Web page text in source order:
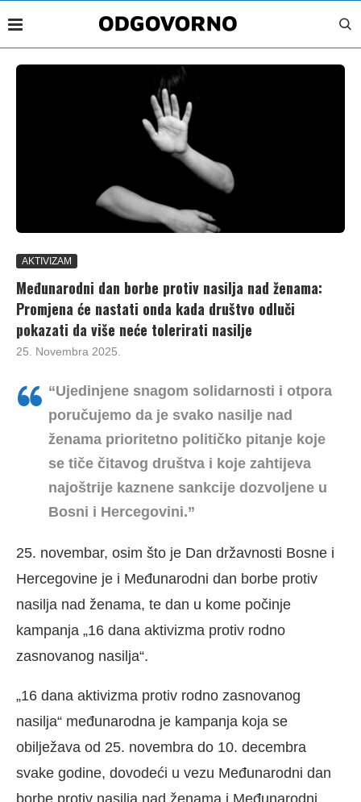
AKTIVIZAM
Međunarodni dan borbe protiv nasilja nad ženama:
Promjena će nastati onda kada društvo odluči
pokazati da više neće tolerirati nasilje
25. Novembra 2025.
“Ujedinjene snagom solidarnosti i otpora
poručujemo da je svako nasilje nad
ženama prioritetno političko pitanje koje
se tiče čitavog društva i koje zahtijeva
najoštrije kaznene sankcije dozvoljene u
Bosni i Hercegovini.”
25. novembar, osim što je Dan državnosti Bosne i
Hercegovine je i Međunarodni dan borbe protiv
nasilja nad ženama, te dan u kome počinje
kampanja „16 dana aktivizma protiv rodno
zasnovanog nasilja“.
„16 dana aktivizma protiv rodno zasnovanog
nasilja“ međunarodna je kampanja koja se
obilježava od 25. novembra do 10. decembra
svake godine, dovodeći u vezu Međunarodni dan